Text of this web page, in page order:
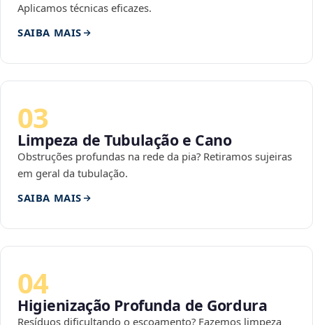
Aplicamos técnicas eficazes.
SAIBA MAIS
03
Limpeza de Tubulação e Cano
Obstruções profundas na rede da pia? Retiramos sujeiras
em geral da tubulação.
SAIBA MAIS
04
Higienização Profunda de Gordura
Resíduos dificultando o escoamento? Fazemos limpeza